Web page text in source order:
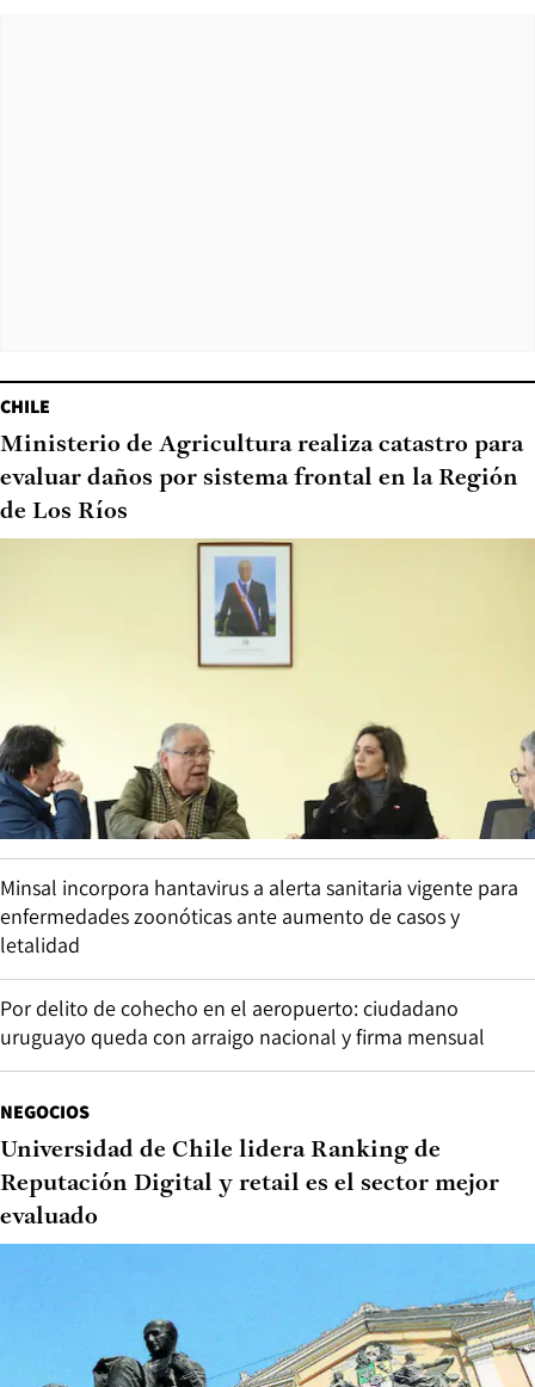
CHILE
Ministerio de Agricultura realiza catastro para
evaluar daños por sistema frontal en la Región
de Los Ríos
Minsal incorpora hantavirus a alerta sanitaria vigente para
enfermedades zoonóticas ante aumento de casos y
letalidad
Por delito de cohecho en el aeropuerto: ciudadano
uruguayo queda con arraigo nacional y firma mensual
NEGOCIOS
Universidad de Chile lidera Ranking de
Reputación Digital y retail es el sector mejor
evaluado